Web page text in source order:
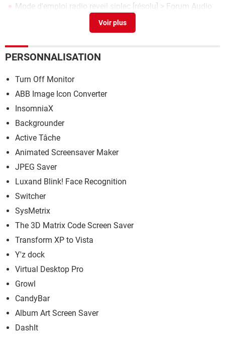
Mode d'emploi radio reveil siplec [résolu] > Forum Audio
[résolu] >Forum Autoradio
PERSONNALISATION
Turn Off Monitor
ABB Image Icon Converter
InsomniaX
Backgrounder
Active Tâche
Animated Screensaver Maker
JPEG Saver
Luxand Blink! Face Recognition
Switcher
SysMetrix
The 3D Matrix Code Screen Saver
Transform XP to Vista
Y'z dock
Virtual Desktop Pro
Growl
CandyBar
Album Art Screen Saver
DashIt